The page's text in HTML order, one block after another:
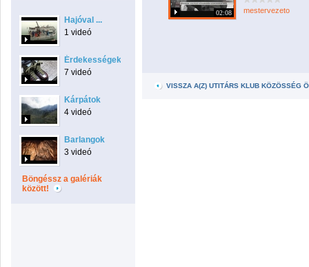
Hajóval ...
1 videó
Érdekességek
7 videó
Kárpátok
4 videó
Barlangok
3 videó
Böngéssz a galériák
között!
02:08 mestervezeto
VISSZA A(Z) UTITÁRS KLUB KÖZÖSSÉG